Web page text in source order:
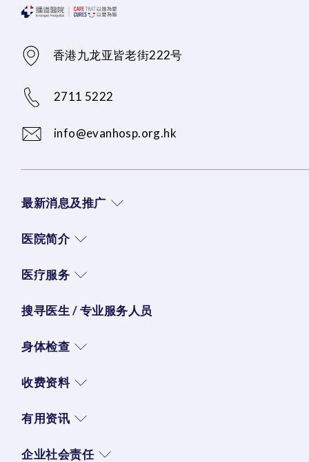
香港九龙亚皆老街222号
2711 5222
info@evanhosp.org.hk
最新消息及推广
医院简介
医疗服务
搜寻医生 / 专业服务人员
身体检查
收费资料
有用资讯
企业社会责任